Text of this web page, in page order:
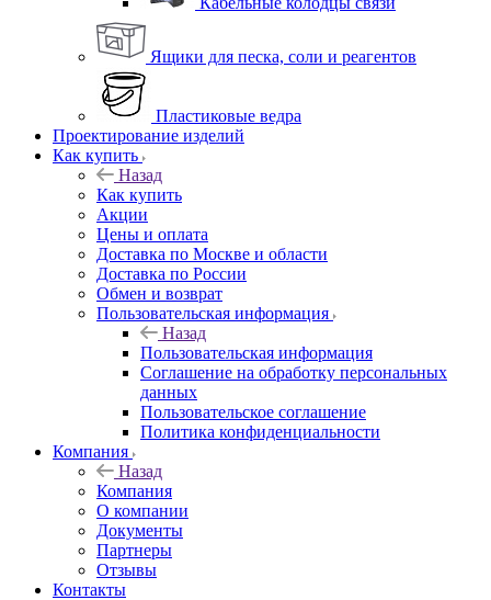
Ящики для песка, соли и реагентов
Пластиковые ведра
Проектирование изделий
Как купить
Назад
Как купить
Акции
Цены и оплата
Доставка по Москве и области
Доставка по России
Обмен и возврат
Пользовательская информация
Назад
Пользовательская информация
Соглашение на обработку персональных
данных
Пользовательское соглашение
Политика конфиденциальности
Компания
Назад
Компания
О компании
Документы
Партнеры
Отзывы
Контакты